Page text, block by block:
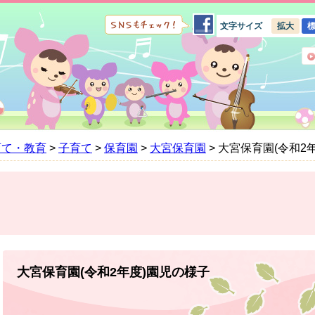
文字サイズ 拡大
・教育 > 子育て > 保育園 > 大宮保育園 > 大宮保育園(令和2
本
大宮保育園(令和2年度)園児の様子